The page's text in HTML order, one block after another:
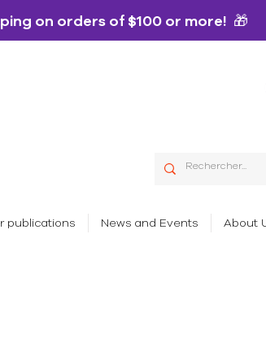
on orders of $100 or more! 🎁
publications News and Events About